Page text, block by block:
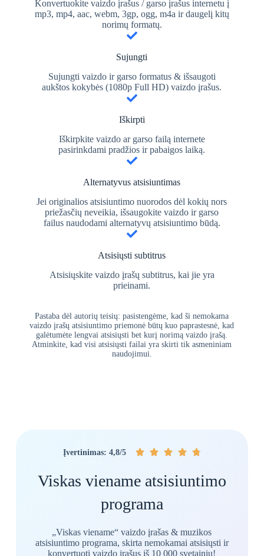
Konvertuokite vaizdo įrašus / garso įrašus internetu į
mp3, mp4, aac, webm, 3gp, ogg, m4a ir daugelį kitų
norimų formatų.
Sujungti
Sujungti vaizdo ir garso formatus & išsaugoti
aukštos kokybės (1080p Full HD) vaizdo įrašus.
Iškirpti
Iškirpkite vaizdo ar garso failą internete
pasirinkdami pradžios ir pabaigos laiką.
Alternatyvus atsisiuntimas
Jei originalios atsisiuntimo nuorodos dėl kokių nors
priežasčių neveikia, išsaugokite vaizdo ir garso
failus naudodami alternatyvų atsisiuntimo būdą.
Atsisiųsti subtitrus
Atsisiųskite vaizdo įrašų subtitrus, kai jie yra
prieinami.
Pastaba dėl autorių teisių: pasistengėme, kad ši nemokama
vaizdo įrašų atsisiuntimo priemonė būtų kuo paprastesnė, kad
galėtumėte lengvai atsisiųsti bet kurį norimą vaizdo įrašą.
Atminkite, kad visi atsisiųsti failai yra skirti tik asmeniniam
naudojimui.
Įvertinimas: 4,8/5     
Viskas viename atsisiuntimo
programa
„Viskas viename“ vaizdo įrašas & muzikos
atsisiuntimo programa, skirta nemokamai atsisiųsti ir
konvertuoti vaizdo įrašus iš 10 000 svetainių!